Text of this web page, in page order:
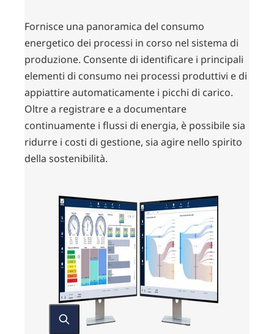
Fornisce una panoramica del consumo
energetico dei processi in corso nel sistema di
produzione. Consente di identificare i principali
elementi di consumo nei processi produttivi e di
appiattire automaticamente i picchi di carico.
Oltre a registrare e a documentare
continuamente i flussi di energia, è possibile sia
ridurre i costi di gestione, sia agire nello spirito
della sostenibilità.